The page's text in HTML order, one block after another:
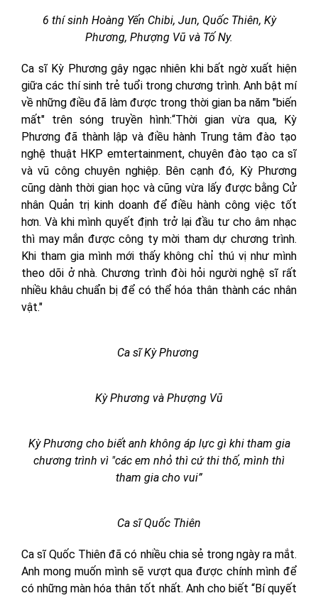
6 thí sinh Hoàng Yến Chibi, Jun, Quốc Thiên, Kỳ
Phương, Phượng Vũ và Tố Ny.
Ca sĩ Kỳ Phương gây ngạc nhiên khi bất ngờ xuất hiện
giữa các thí sinh trẻ tuổi trong chương trình. Anh bật mí
về những điều đã làm được trong thời gian ba năm "biến
mất" trên sóng truyền hình:“Thời gian vừa qua, Kỳ
Phương đã thành lập và điều hành Trung tâm đào tạo
nghệ thuật HKP emtertainment, chuyên đào tạo ca sĩ
và vũ công chuyên nghiệp. Bên cạnh đó, Kỳ Phương
cũng dành thời gian học và cũng vừa lấy được bằng Cử
nhân Quản trị kinh doanh để điều hành công việc tốt
hơn. Và khi mình quyết định trở lại đầu tư cho âm nhạc
thì may mắn được công ty mời tham dự chương trình.
Khi tham gia mình mới thấy không chỉ thú vị như mình
theo dõi ở nhà. Chương trình đòi hỏi người nghệ sĩ rất
nhiều khâu chuẩn bị để có thể hóa thân thành các nhân
vật."
Ca sĩ Kỳ Phương
Kỳ Phương và Phượng Vũ
Kỳ Phương cho biết anh không áp lực gì khi tham gia
chương trình vì "các em nhỏ thì cứ thi thố, mình thì
tham gia cho vui”
Ca sĩ Quốc Thiên
Ca sĩ Quốc Thiên đã có nhiều chia sẻ trong ngày ra mắt.
Anh mong muốn mình sẽ vượt qua được chính mình để
có những màn hóa thân tốt nhất. Anh cho biết “Bí quyết